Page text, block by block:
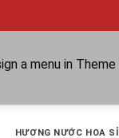
a menu in
HƯƠNG NƯỚC HOA